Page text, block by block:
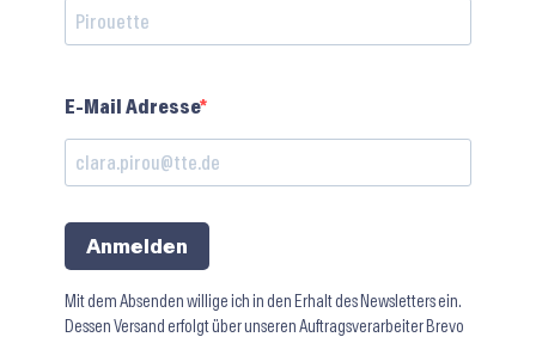
E-Mail Adresse
Anmelden
Mit dem Absenden willige ich in den Erhalt des Newsletters ein.
Dessen Versand erfolgt über unseren Auftragsverarbeiter Brevo